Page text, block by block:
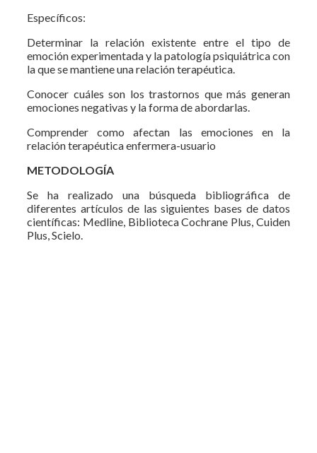
Específicos:
Determinar la relación existente entre el tipo de
emoción experimentada y la patología psiquiátrica con
la que se mantiene una relación terapéutica.
Conocer cuáles son los trastornos que más generan
emociones negativas y la forma de abordarlas.
Comprender como afectan las emociones en la
relación terapéutica enfermera-usuario
METODOLOGÍA
Se ha realizado una búsqueda bibliográfica de
diferentes artículos de las siguientes bases de datos
científicas: Medline, Biblioteca Cochrane Plus, Cuiden
Plus, Scielo.